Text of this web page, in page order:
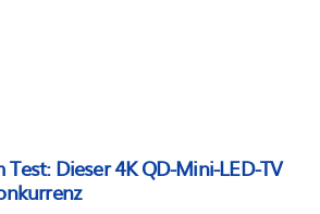
Test: Dieser 4K QD-Mini-LED-TV